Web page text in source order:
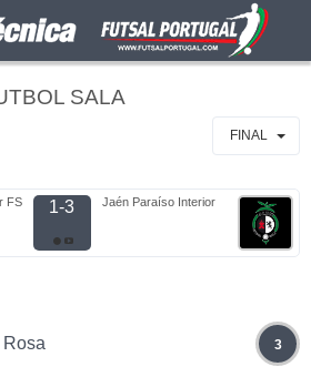
SALA
FINAL
FS 1-3 Jaén Paraíso Interior
Rosa 3